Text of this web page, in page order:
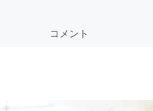
コメント